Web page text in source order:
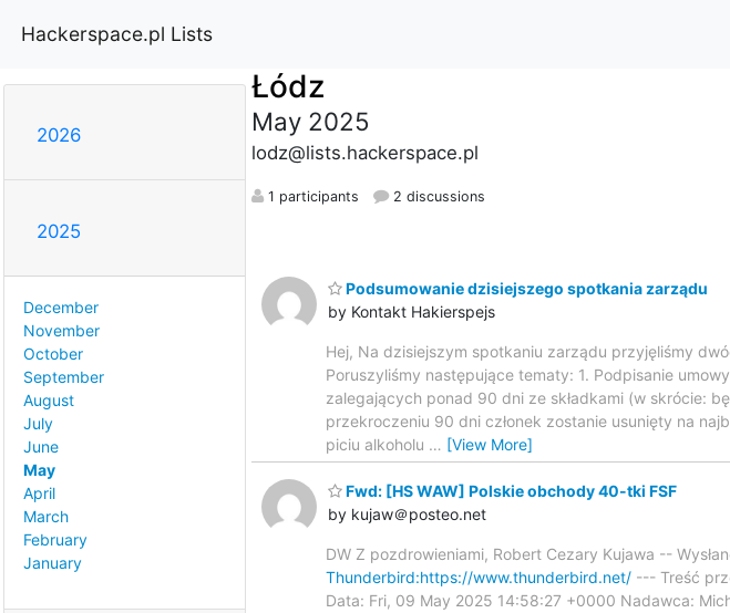
Hackerspace.pl Lists
2026
2025
December
November
October
September
August
July
June
May
April
March
February
January
Łódz
May 2025
lodz@lists.hackerspace.pl
1 participants 2 discussions
Podsumowanie dzisiejszego spotkania zarządu
by Kontakt Hakierspejs
Hej, Na dzisiejszym spotkaniu zarządu przyjęliśmy
Poruszyliśmy następujące tematy: 1. Podpisanie
zalegających ponad 90 dni ze składkami (w skrócie:
przekroczeniu 90 dni członek zostanie usunięty na
piciu alkoholu … [View More]
Fwd: [HS WAW] Polskie obchody 40-tki FSF
by kujaw＠posteo.net
DW Z pozdrowieniami, Robert Cezary Kujawa --
Thunderbird:https://www.thunderbird.net/ --- Treść
Data: Fri, 09 May 2025 14:58:27 +0000 Nadawca: